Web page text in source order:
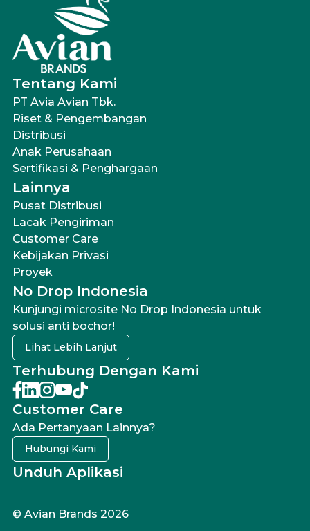
Tentang Kami
PT Avia Avian Tbk.
Riset & Pengembangan
Distribusi
Anak Perusahaan
Sertifikasi & Penghargaan
Lainnya
Pusat Distribusi
Lacak Pengiriman
Customer Care
Kebijakan Privasi
Proyek
No Drop Indonesia
Kunjungi microsite No Drop Indonesia untuk
solusi anti bochor!
Lihat Lebih Lanjut
Terhubung Dengan Kami
Customer Care
Ada Pertanyaan Lainnya?
Hubungi Kami
Unduh Aplikasi
© Avian Brands 2026